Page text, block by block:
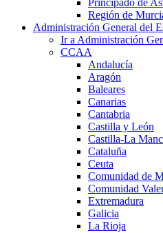
Región de
Administración General del
Ir a Administración
CCAA
Andalucía
Aragón
Baleares
Canarias
Cantabria
Castilla y León
Castilla-La
Cataluña
Ceuta
Comunidad de
Comunidad
Extremadura
Galicia
La Rioja